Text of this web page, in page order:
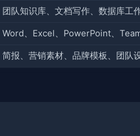
团队知识库、文档写作、数据库工
Word、Excel、PowerPoint、
简报、营销素材、品牌模板、团队